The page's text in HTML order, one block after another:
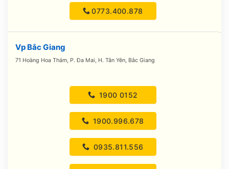
0773.400.878
Vp Bắc Giang
71 Hoàng Hoa Thám, P. Đa Mai, H. Tân Yên, Bắc Giang
1900 0152
1900.996.678
0935.811.556